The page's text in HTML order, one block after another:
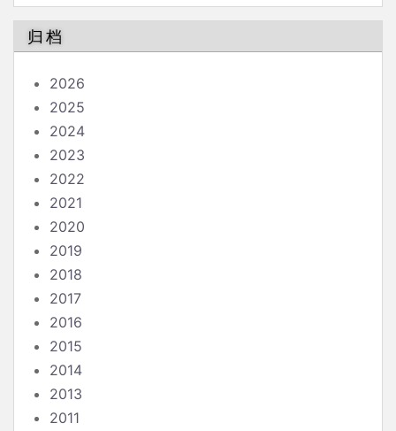
归档
2026
2025
2024
2023
2022
2021
2020
2019
2018
2017
2016
2015
2014
2013
2011